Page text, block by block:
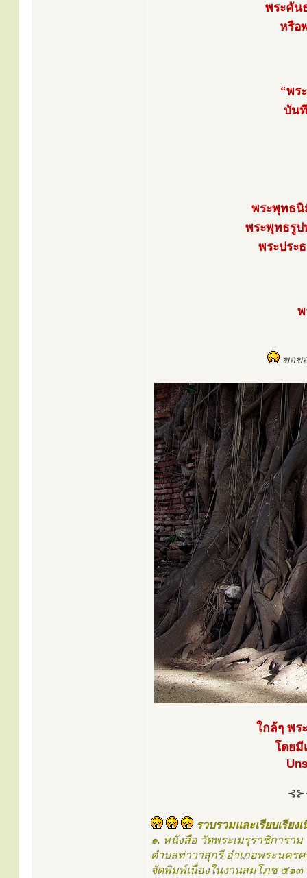
พระคัน
หรือ
“พร
บัน
พระพุทธนิ
พระพุทธรูป
พระประ
พ
ขอขอ
ใกล้ๆ พร
โดยมี
รวบรวมและเรียบเรียง
๑. หนังสือ วัดพระเมรุราชิการาม
ตำบลท่าวาสุกรี อำเภอพระนคร
จัดพิมพ์เนื่องในงานสมโภช ๕๑